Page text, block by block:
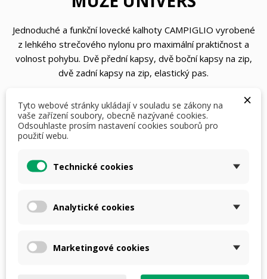
Jednoduché a funkční lovecké kalhoty CAMPIGLIO vyrobené
z lehkého strečového nylonu pro maximální praktičnost a
volnost pohybu. Dvě přední kapsy, dvě boční kapsy na zip,
dvě zadní kapsy na zip, elastický pas.
1 975,00 Kč S DPH i
×
Tyto webové stránky ukládají v souladu se zákony na
vaše zařízení soubory, obecně nazývané cookies.
Odsouhlaste prosím nastavení cookies souborů pro
použití webu.
Technické cookies
Analytické cookies
Marketingové cookies